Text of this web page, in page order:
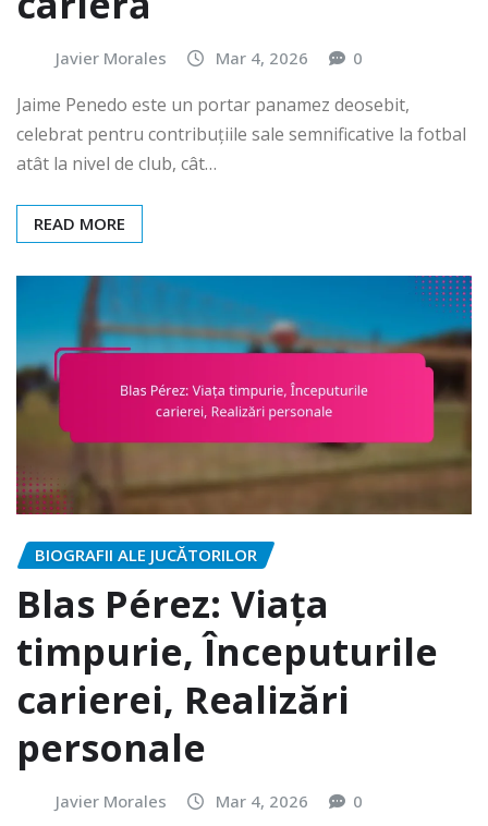
Javier Morales Mar 4, 2026 0
Jaime Penedo este un portar panamez deosebit,
celebrat pentru contribuțiile sale semnificative la fotbal
atât la nivel de club, cât…
READ MORE
BIOGRAFII ALE JUCĂTORILOR
Blas Pérez: Viața
timpurie, Începuturile
carierei, Realizări
personale
Javier Morales Mar 4, 2026 0